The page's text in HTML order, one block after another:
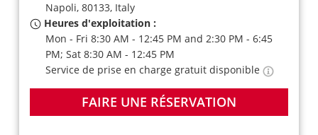
Napoli, 80133, Italy
Heures d'exploitation :
Mon - Fri 8:30 AM - 12:45 PM and 2:30 PM - 6:45
PM; Sat 8:30 AM - 12:45 PM
Service de prise en charge gratuit disponible
FAIRE UNE RÉSERVATION